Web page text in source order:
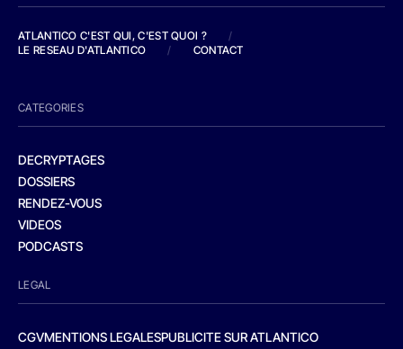
ATLANTICO C'EST QUI, C'EST QUOI ?
/
LE RESEAU D'ATLANTICO
/ CONTACT
CATEGORIES
DECRYPTAGES
DOSSIERS
RENDEZ-VOUS
VIDEOS
PODCASTS
LEGAL
CGVMENTIONS LEGALESPUBLICITE SUR ATLANTICO